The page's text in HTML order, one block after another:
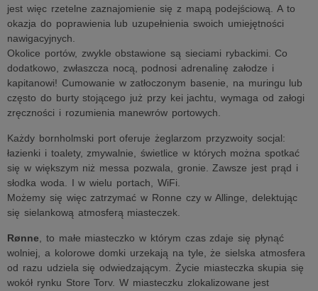
jest więc rzetelne zaznajomienie się z mapą podejściową. A to
okazja do poprawienia lub uzupełnienia swoich umiejętności
nawigacyjnych.
Okolice portów, zwykle obstawione są sieciami rybackimi. Co
dodatkowo, zwłaszcza nocą, podnosi adrenalinę załodze i
kapitanowi! Cumowanie w zatłoczonym basenie, na muringu lub
często do burty stojącego już przy kei jachtu, wymaga od załogi
zręczności i rozumienia manewrów portowych.
Każdy bornholmski port oferuje żeglarzom przyzwoity socjal:
łazienki i toalety, zmywalnie, świetlice w których można spotkać
się w większym niż messa pozwala, gronie. Zawsze jest prąd i
słodka woda. I w wielu portach, WiFi.
Możemy się więc zatrzymać w Ronne czy w Allinge, delektując
się sielankową atmosferą miasteczek.
Rønne , to małe miasteczko w którym czas zdaje się płynąć
wolniej, a kolorowe domki urzekają na tyle, że sielska atmosfera
od razu udziela się odwiedzającym. Życie miasteczka skupia się
wokół rynku Store Torv. W miasteczku zlokalizowane jest